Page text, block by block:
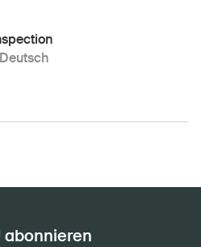
abonnieren